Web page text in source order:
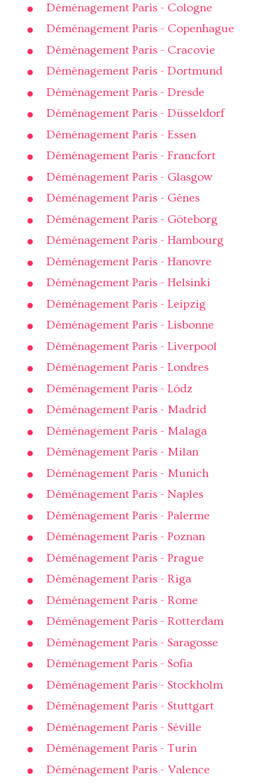
Déménagement Paris - Cologne
Déménagement Paris - Copenhague
Déménagement Paris - Cracovie
Déménagement Paris - Dortmund
Déménagement Paris - Dresde
Déménagement Paris - Düsseldorf
Déménagement Paris - Essen
Déménagement Paris - Francfort
Déménagement Paris - Glasgow
Déménagement Paris - Gênes
Déménagement Paris - Göteborg
Déménagement Paris - Hambourg
Déménagement Paris - Hanovre
Déménagement Paris - Helsinki
Déménagement Paris - Leipzig
Déménagement Paris - Lisbonne
Déménagement Paris - Liverpool
Déménagement Paris - Londres
Déménagement Paris - Lódz
Déménagement Paris - Madrid
Déménagement Paris - Malaga
Déménagement Paris - Milan
Déménagement Paris - Munich
Déménagement Paris - Naples
Déménagement Paris - Palerme
Déménagement Paris - Poznan
Déménagement Paris - Prague
Déménagement Paris - Riga
Déménagement Paris - Rome
Déménagement Paris - Rotterdam
Déménagement Paris - Saragosse
Déménagement Paris - Sofia
Déménagement Paris - Stockholm
Déménagement Paris - Stuttgart
Déménagement Paris - Séville
Déménagement Paris - Turin
Déménagement Paris - Valence